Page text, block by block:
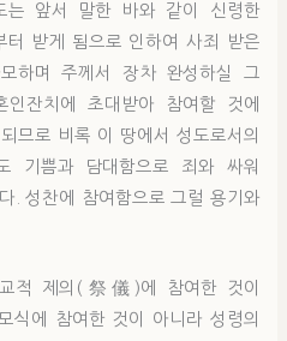
는 앞서 말한 바와 같이 신령한
터 받게 됨으로 인하여 사죄 받은
하며 주께서 장차 완성하실 그
잔치에 초대받아 참여할 것에
므로 비록 이 땅에서 성도로서의
기쁨과 담대함으로 죄와 싸워
. 성찬에 참여함으로 그럴 용기와
적 제의(祭儀)에 참여한 것이
식에 참여한 것이 아니라 성령의